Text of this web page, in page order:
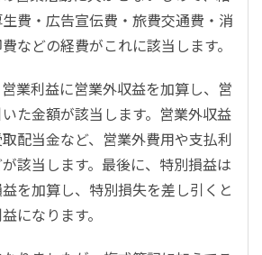
費・広告宣伝費・旅費交通費・消
などの経費がこれに該当します。
業利益に営業外収益を加算し、営
た金額が該当します。営業外収益
配当金など、営業外費用や支払利
該当します。最後に、特別損益は
を加算し、特別損失を差し引くと
になります。